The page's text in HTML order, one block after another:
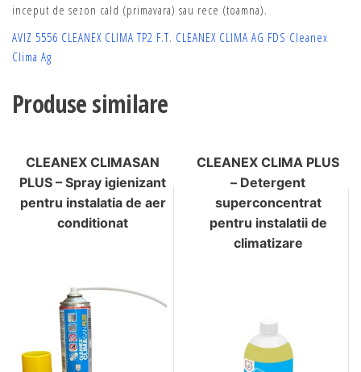
inceput de sezon cald (primavara) sau rece (toamna).
AVIZ 5556 CLEANEX CLIMA TP2 F.T. CLEANEX CLIMA AG FDS Cleanex
Clima Ag
Produse similare
CLEANEX CLIMASAN
PLUS – Spray igienizant
pentru instalatia de aer
conditionat
CLEANEX CLIMA PLUS
– Detergent
superconcentrat
pentru instalatii de
climatizare